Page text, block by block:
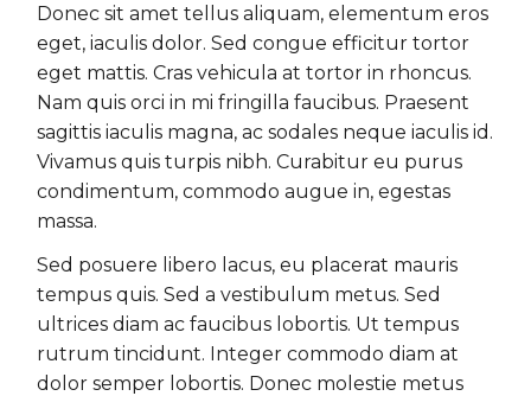
Donec sit amet tellus aliquam, elementum eros
eget, iaculis dolor. Sed congue efficitur tortor
eget mattis. Cras vehicula at tortor in rhoncus.
Nam quis orci in mi fringilla faucibus. Praesent
sagittis iaculis magna, ac sodales neque iaculis id.
Vivamus quis turpis nibh. Curabitur eu purus
condimentum, commodo augue in, egestas
massa.
Sed posuere libero lacus, eu placerat mauris
tempus quis. Sed a vestibulum metus. Sed
ultrices diam ac faucibus lobortis. Ut tempus
rutrum tincidunt. Integer commodo diam at
dolor semper lobortis. Donec molestie metus